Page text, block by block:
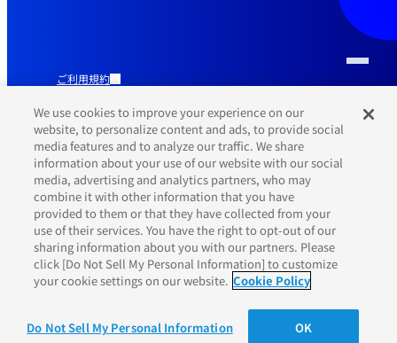
ご利用規約
プライバシーポリシー
Cookieポリシー
We use cookies to improve your experience on our
website, to personalize content and ads, to provide social
media features and to analyze our traffic. We share
information about your use of our website with our social
media, advertising and analytics partners, who may
combine it with other information that you have
provided to them or that they have collected from your
use of their services. You have the right to opt-out of our
sharing information about you with our partners. Please
click [Do Not Sell My Personal Information] to customize
your cookie settings on our website. Cookie Policy
Do Not Sell My Personal Information OK